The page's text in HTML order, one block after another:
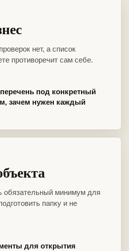
нет, а список
противоречит сам себе.
под конкретный
зачем нужен каждый
обязательный минимум для
папку и не
для открытия